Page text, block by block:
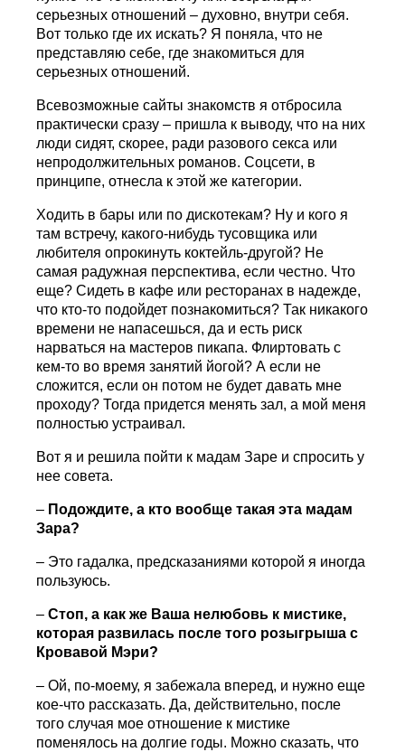
серьезных отношений – духовно, внутри себя.
Вот только где их искать? Я поняла, что не
представляю себе, где знакомиться для
серьезных отношений.
Всевозможные сайты знакомств я отбросила
практически сразу – пришла к выводу, что на них
люди сидят, скорее, ради разового секса или
непродолжительных романов. Соцсети, в
принципе, отнесла к этой же категории.
Ходить в бары или по дискотекам? Ну и кого я
там встречу, какого-нибудь тусовщика или
любителя опрокинуть коктейль-другой? Не
самая радужная перспектива, если честно. Что
еще? Сидеть в кафе или ресторанах в надежде,
что кто-то подойдет познакомиться? Так никакого
времени не напасешься, да и есть риск
нарваться на мастеров пикапа. Флиртовать с
кем-то во время занятий йогой? А если не
сложится, если он потом не будет давать мне
проходу? Тогда придется менять зал, а мой меня
полностью устраивал.
Вот я и решила пойти к мадам Заре и спросить у
нее совета.
– Подождите, а кто вообще такая эта мадам
Зара?
– Это гадалка, предсказаниями которой я иногда
пользуюсь.
–Стоп, а как же Ваша нелюбовь к мистике,
которая развилась после того розыгрыша с
Кровавой Мэри?
– Ой, по-моему, я забежала вперед, и нужно еще
кое-что рассказать. Да, действительно, после
того случая мое отношение к мистике
поменялось на долгие годы. Можно сказать, что